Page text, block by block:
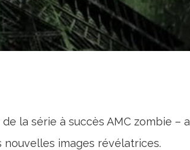
la série à succès AMC zombie – a
images révélatrices.